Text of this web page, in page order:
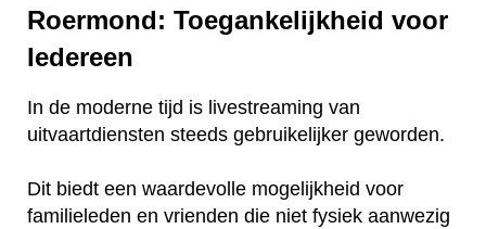
Roermond: Toegankelijkheid voor
Iedereen
In de moderne tijd is livestreaming van
uitvaartdiensten steeds gebruikelijker geworden.
Dit biedt een waardevolle mogelijkheid voor
familieleden en vrienden die niet fysiek aanwezig